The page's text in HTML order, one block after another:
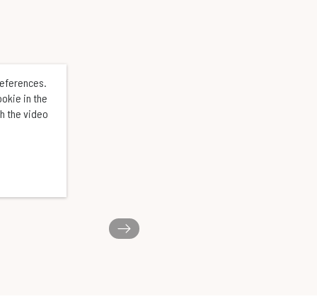
in the
the video